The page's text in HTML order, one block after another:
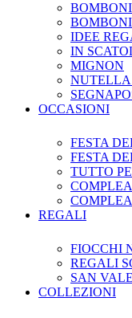
IDEE
IN
MIGNON
NUTELLA
OCCASIONI
FESTA
FESTA
TUTTO
REGALI
FIOCCHI
REGALI
SAN
COLLEZIONI